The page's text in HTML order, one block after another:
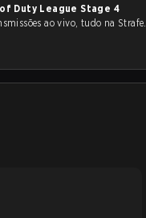
Duty League Stage 4
ao vivo, tudo na Strafe.